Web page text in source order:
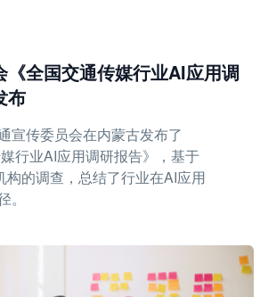
《全国交通传媒行业AI应用调
布
宣传委员会在内蒙古发布了
行业AI应用调研报告》，基于
构的调查，总结了行业在AI应用